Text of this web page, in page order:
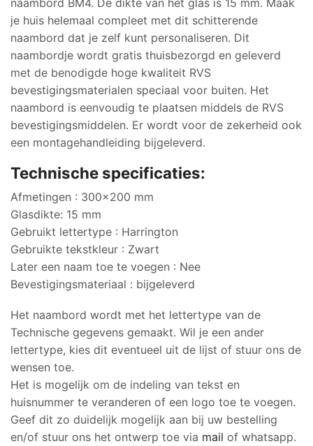
je huis helemaal compleet met dit schitterende
naambord dat je zelf kunt personaliseren. Dit
naambordje wordt gratis thuisbezorgd en geleverd
met de benodigde hoge kwaliteit RVS
bevestigingsmaterialen speciaal voor buiten. Het
naambord is eenvoudig te plaatsen middels de RVS
bevestigingsmiddelen. Er wordt voor de zekerheid ook
een montagehandleiding bijgeleverd.
Technische specificaties:
Afmetingen : 300×200 mm
Glasdikte: 15 mm
Gebruikt lettertype : Harrington
Gebruikte tekstkleur : Zwart
Later een naam toe te voegen : Nee
Bevestigingsmateriaal : bijgeleverd
Het naambord wordt met het lettertype van de
Technische gegevens gemaakt. Wil je een ander
lettertype, kies dit eventueel uit de lijst of stuur ons de
wensen toe.
Het is mogelijk om de indeling van tekst en
huisnummer te veranderen of een logo toe te voegen.
Geef dit zo duidelijk mogelijk aan bij uw bestelling
en/of stuur ons het ontwerp toe via mail of whatsapp.